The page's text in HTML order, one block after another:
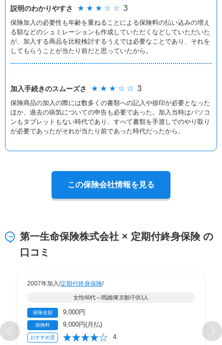
説明のわかりやすさ ★ ★ ★ ☆ ☆ 3
保険加入の必要性も年齢を重ねることによる保険料の払い込みの増え
る額などのシュミレーションも作成していただくなどしていただいた
が、加入する商品を比較検討するうえでは必要なことであり、それを
してもらうことが当たり前だと思っていたから。
加入手続きのスムーズさ ★ ★ ★ ☆ ☆ 3
保険商品の加入の際には数多くの書類への記入や捺印が必要となった
ほか、過去の病気についての申告も必要であった。加入当時はパソコ
ンもタブレットもない時代であり、すべて書類を手渡しでのやり取り
が必要であったがそれが当たり前であった時代だったから。
この保険会社情報を見る
第一生命保険株式会社 × 定期付終身保険 の
口コミ
2007年加入/定期付終身保険/
女性/60代～/既婚/東京都/子供1人
保険金額 9,000円
保険料 9,000円(月払)
おすすめ度 4